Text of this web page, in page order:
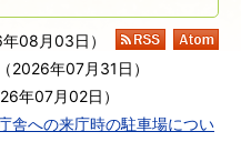
RSS
08月03日 ）
（2026年07月31日 ）
年07月02日 ）
舎への来庁時の駐車場につい